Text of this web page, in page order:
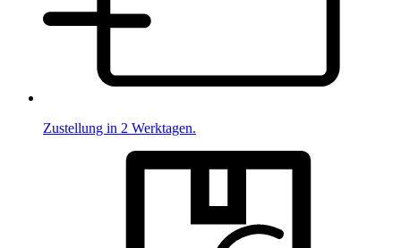
Zustellung in 2 Werktagen.